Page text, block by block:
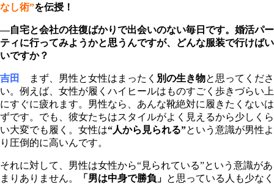
なし術”を伝授！
―自宅と会社の往復ばかりで出会いのない毎日です。婚活パー
ティに行ってみようかと思うんですが、どんな服装で行けばい
いですか？
吉田 まず、男性と女性はまったく 別の生き物と思ってくださ
い。例えば、女性が履くハイヒールはものすごく歩きづらい上
にすぐに疲れます。男性なら、あんな靴絶対に履きたくないは
ずです。でも、彼女たちはスタイルがよく見えるから少しくら
い大変でも履く。女性は“人から見られる”という意識が男性よ
り圧倒的に高いんです。
それに対して、男性は女性から“見られている”という意識があ
まりありません。
「男は中身で勝負」 と思っている人も少なく